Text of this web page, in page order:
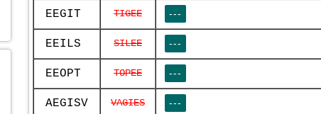
EEGIT TIGEE ---
EEILS SILEE ---
EEOPT TOPEE ---
AEGISV VAGIES ---